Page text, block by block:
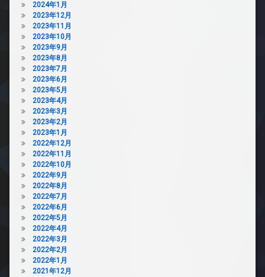
2024年1月
2023年12月
2023年11月
2023年10月
2023年9月
2023年8月
2023年7月
2023年6月
2023年5月
2023年4月
2023年3月
2023年2月
2023年1月
2022年12月
2022年11月
2022年10月
2022年9月
2022年8月
2022年7月
2022年6月
2022年5月
2022年4月
2022年3月
2022年2月
2022年1月
2021年12月